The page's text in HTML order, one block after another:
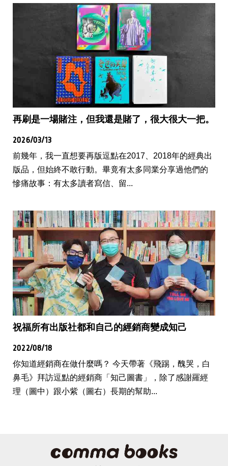
再刷是一場賭注，但我還是賭了，很大很大一把。
2026/03/13
前幾年，我一直想要再版逗點在2017、2018年的經典出
版品，但始終不敢行動。畢竟有太多同業分享過他們的
慘痛故事：有太多讀者寫信、留...
祝福所有出版社都和自己的經銷商變成知己
2022/08/18
你知道經銷商在做什麼嗎？ 今天帶著《飛踢，醜哭，白
鼻毛》拜訪逗點的經銷商「知己圖書」，除了感謝羅經
理（圖中）跟小紫（圖右）長期的幫助...